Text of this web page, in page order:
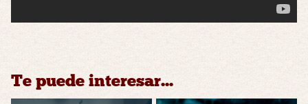
Te puede interesar...